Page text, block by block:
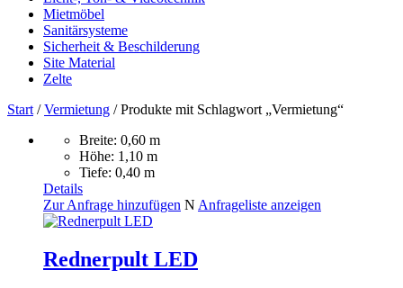
Mietmöbel
Sanitärsysteme
Sicherheit & Beschilderung
Site Material
Zelte
Start /Vermietung / Produkte mit Schlagwort „Vermietung“
Breite: 0,60 m
Höhe: 1,10 m
Tiefe: 0,40 m
Details
Zur Anfrage hinzufügen N Anfrageliste anzeigen
Rednerpult LED